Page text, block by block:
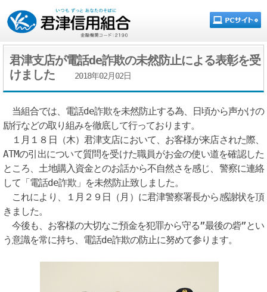
君津支店が電話de詐欺の未然防止による表彰を受
けました
2018年02月02日
当組合では、電話de詐欺を未然防止する為、日頃から声かけの
励行などの取り組みを徹底して行っております。
１月１８日（木）君津支店において、お客様が来店された際、
ATMの引出について質問を受けた職員がお金の使い道を確認した
ところ、土地購入資金とのお話から不自然さを感じ、警察に連絡
して「電話de詐欺」を未然防止致しました。
これにより、１月２９日（月）に君津警察署長から感謝状を頂
きました。
今後も、お客様の大切なご預金を犯罪から守る”最後の砦”とい
う意識を常に持ち、電話de詐欺の防止に努めて参ります。